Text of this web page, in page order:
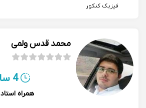
فیزیک کنکور
محمد قدس ولمی
4 سال
همراه